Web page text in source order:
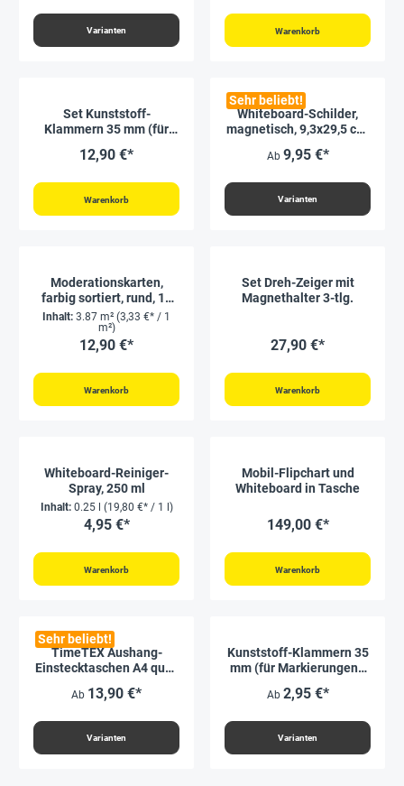
Varianten Warenkorb
Set Kunststoff-
Klammern 35 mm (für
Stück
12,90 €*
Warenkorb
Sehr beliebt!
Whiteboard-Schilder,
magnetisch, 9,3x29,5 cm,
Ab 9,95 €*
Varianten
Moderationskarten,
farbig sortiert, rund, 14
cm ø, 250 Stück
Inhalt: 3.87 m² (3,33 €* / 1
m²)
12,90 €*
Warenkorb
Set Dreh-Zeiger mit
Magnethalter 3-tlg.
27,90 €*
Warenkorb
Whiteboard-Reiniger-
Spray, 250 ml
Inhalt: 0.25 l (19,80 €* / 1 l)
4,95 €*
Warenkorb
Mobil-Flipchart und
Whiteboard in Tasche
149,00 €*
Warenkorb
Sehr beliebt!
TimeTEX Aushang-
Einstecktaschen A4 quer,
Ab 13,90 €*
Varianten
Kunststoff-Klammern 35
mm (für Markierungen),
Ab 2,95 €*
Varianten